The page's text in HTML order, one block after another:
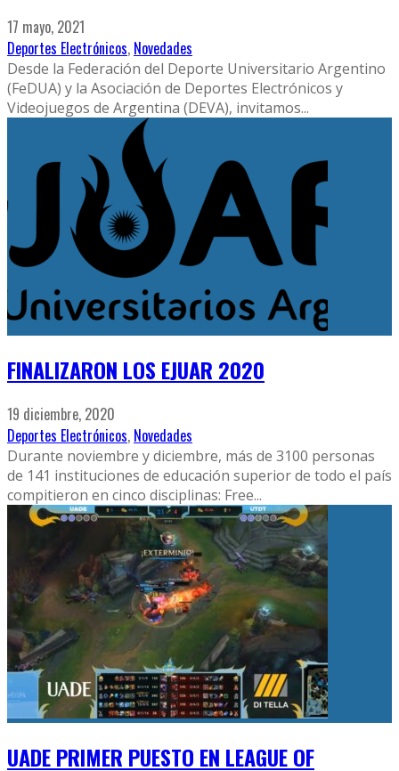
17 mayo, 2021
Deportes Electrónicos, Novedades
Desde la Federación del Deporte Universitario Argentino
(FeDUA) y la Asociación de Deportes Electrónicos y
Videojuegos de Argentina (DEVA), invitamos...
FINALIZARON LOS EJUAR 2020
19 diciembre, 2020
Deportes Electrónicos, Novedades
Durante noviembre y diciembre, más de 3100 personas
de 141 instituciones de educación superior de todo el país
compitieron en cinco disciplinas: Free...
UADE PRIMER PUESTO EN LEAGUE OF